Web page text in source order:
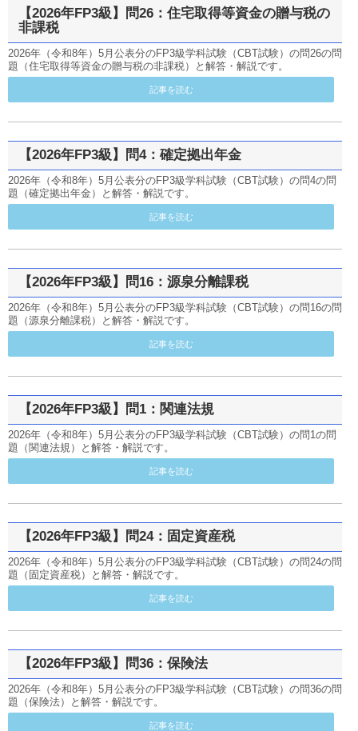
【2026年FP3級】問26：住宅取得等資金の贈与税の
非課税
2026年（令和8年）5月公表分のFP3級学科試験（CBT試験）の問26の問
題（住宅取得等資金の贈与税の非課税）と解答・解説です。
記事を読む
【2026年FP3級】問4：確定拠出年金
2026年（令和8年）5月公表分のFP3級学科試験（CBT試験）の問4の問
題（確定拠出年金）と解答・解説です。
記事を読む
【2026年FP3級】問16：源泉分離課税
2026年（令和8年）5月公表分のFP3級学科試験（CBT試験）の問16の問
題（源泉分離課税）と解答・解説です。
記事を読む
【2026年FP3級】問1：関連法規
2026年（令和8年）5月公表分のFP3級学科試験（CBT試験）の問1の問
題（関連法規）と解答・解説です。
記事を読む
【2026年FP3級】問24：固定資産税
2026年（令和8年）5月公表分のFP3級学科試験（CBT試験）の問24の問
題（固定資産税）と解答・解説です。
記事を読む
【2026年FP3級】問36：保険法
2026年（令和8年）5月公表分のFP3級学科試験（CBT試験）の問36の問
題（保険法）と解答・解説です。
記事を読む